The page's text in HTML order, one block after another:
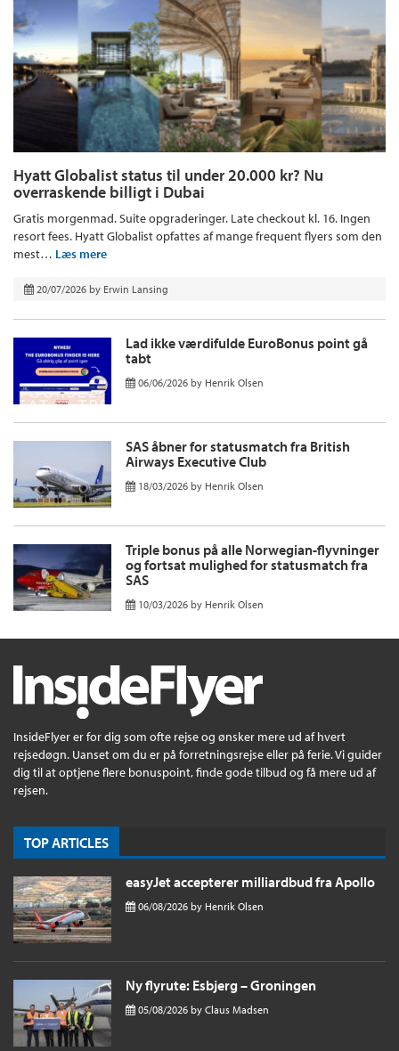
Hyatt Globalist status til under 20.000 kr? Nu
overraskende billigt i Dubai
Gratis morgenmad. Suite opgraderinger. Late checkout kl. 16. Ingen
resort fees. Hyatt Globalist opfattes af mange frequent flyers som den
mest… Læs mere
20/07/2026 by Erwin Lansing
Lad ikke værdifulde EuroBonus point gå
tabt
06/06/2026 by Henrik Olsen
SAS åbner for statusmatch fra British
Airways Executive Club
18/03/2026 by Henrik Olsen
Triple bonus på alle Norwegian-flyvninger
og fortsat mulighed for statusmatch fra
SAS
10/03/2026 by Henrik Olsen
InsideFlyer er for dig som ofte rejse og ønsker mere ud af hvert
rejsedøgn. Uanset om du er på forretningsrejse eller på ferie. Vi guider
dig til at optjene flere bonuspoint, finde gode tilbud og få mere ud af
rejsen.
TOP ARTICLES
easyJet accepterer milliardbud fra Apollo
06/08/2026 by Henrik Olsen
Ny flyrute: Esbjerg – Groningen
05/08/2026 by Claus Madsen